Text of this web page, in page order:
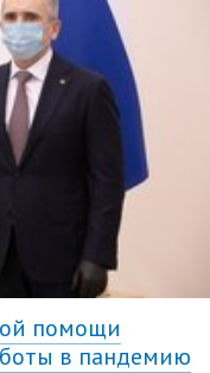
помощи
в пандемию